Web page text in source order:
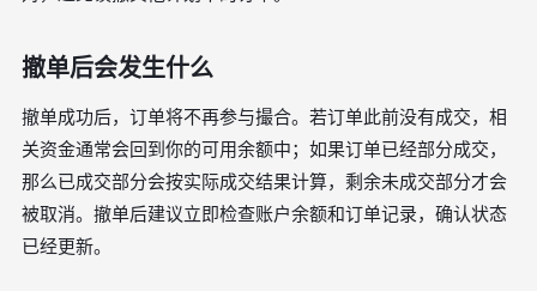
撤单后会发生什么
撤单成功后，订单将不再参与撮合。若订单此前没有成交，相
关资金通常会回到你的可用余额中；如果订单已经部分成交，
那么已成交部分会按实际成交结果计算，剩余未成交部分才会
被取消。撤单后建议立即检查账户余额和订单记录，确认状态
已经更新。